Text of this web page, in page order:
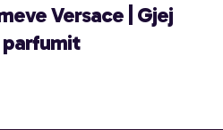
Versace | Gjej